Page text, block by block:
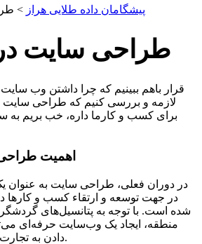
پیشگامان داده طلایی هراز >
طراحی سایت در
قرار باهم ببینیم که چرا داشتن وب
لازمه و بررسی کنیم که طراحی سایت
برای کسب و کارما داره، خب بریم به
اهمیت
در دوران فعلی، طراحی سایت به عنوان
در جهت توسعه و ارتقاء کسب و کارها
شده است. با توجه به پتانسیل‌های
منطقه، ایجاد یک وب‌سایت حرفه‌ای
دادن به تجارت‌ها و خدمات محلی باشد.